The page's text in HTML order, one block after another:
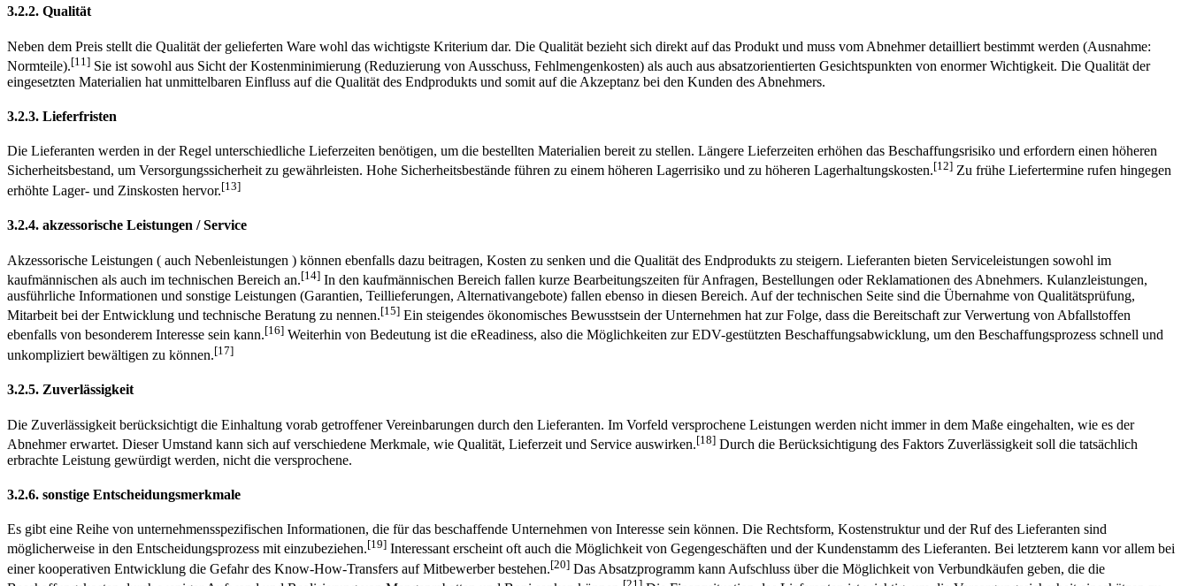
3.2.2. Qualität
Neben dem Preis stellt die Qualität der gelieferten Ware wohl das wichtigste Kriterium dar. Die Qualität bezieht sich direkt auf das Produkt und muss vom Abnehmer detailliert bestimmt werden (Ausnahme:
Normteile).[11] Sie ist sowohl aus Sicht der Kostenminimierung (Reduzierung von Ausschuss, Fehlmengenkosten) als auch aus absatzorientierten Gesichtspunkten von enormer Wichtigkeit. Die Qualität der
eingesetzten Materialien hat unmittelbaren Einfluss auf die Qualität des Endprodukts und somit auf die Akzeptanz bei den Kunden des Abnehmers.
3.2.3. Lieferfristen
Die Lieferanten werden in der Regel unterschiedliche Lieferzeiten benötigen, um die bestellten Materialien bereit zu stellen. Längere Lieferzeiten erhöhen das Beschaffungsrisiko und erfordern einen höheren
Sicherheitsbestand, um Versorgungssicherheit zu gewährleisten. Hohe Sicherheitsbestände führen zu einem höheren Lagerrisiko und zu höheren Lagerhaltungskosten.[12] Zu frühe Liefertermine rufen hingegen
erhöhte Lager- und Zinskosten hervor.[13]
3.2.4. akzessorische Leistungen / Service
Akzessorische Leistungen ( auch Nebenleistungen ) können ebenfalls dazu beitragen, Kosten zu senken und die Qualität des Endprodukts zu steigern. Lieferanten bieten Serviceleistungen sowohl im
kaufmännischen als auch im technischen Bereich an.[14] In den kaufmännischen Bereich fallen kurze Bearbeitungszeiten für Anfragen, Bestellungen oder Reklamationen des Abnehmers. Kulanzleistungen,
ausführliche Informationen und sonstige Leistungen (Garantien, Teillieferungen, Alternativangebote) fallen ebenso in diesen Bereich. Auf der technischen Seite sind die Übernahme von Qualitätsprüfung,
Mitarbeit bei der Entwicklung und technische Beratung zu nennen.[15] Ein steigendes ökonomisches Bewusstsein der Unternehmen hat zur Folge, dass die Bereitschaft zur Verwertung von Abfallstoffen
ebenfalls von besonderem Interesse sein kann.[16] Weiterhin von Bedeutung ist die eReadiness, also die Möglichkeiten zur EDV-gestützten Beschaffungsabwicklung, um den Beschaffungsprozess schnell und
unkompliziert bewältigen zu können.[17]
3.2.5. Zuverlässigkeit
Die Zuverlässigkeit berücksichtigt die Einhaltung vorab getroffener Vereinbarungen durch den Lieferanten. Im Vorfeld versprochene Leistungen werden nicht immer in dem Maße eingehalten, wie es der
Abnehmer erwartet. Dieser Umstand kann sich auf verschiedene Merkmale, wie Qualität, Lieferzeit und Service auswirken.[18] Durch die Berücksichtigung des Faktors Zuverlässigkeit soll die tatsächlich
erbrachte Leistung gewürdigt werden, nicht die versprochene.
3.2.6. sonstige Entscheidungsmerkmale
Es gibt eine Reihe von unternehmensspezifischen Informationen, die für das beschaffende Unternehmen von Interesse sein können. Die Rechtsform, Kostenstruktur und der Ruf des Lieferanten sind
möglicherweise in den Entscheidungsprozess mit einzubeziehen.[19] Interessant erscheint oft auch die Möglichkeit von Gegengeschäften und der Kundenstamm des Lieferanten. Bei letzterem kann vor allem bei
einer kooperativen Entwicklung die Gefahr des Know-How-Transfers auf Mitbewerber bestehen.[20] Das Absatzprogramm kann Aufschluss über die Möglichkeit von Verbundkäufen geben, die die